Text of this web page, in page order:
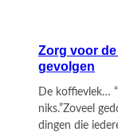
Zorg voor
gevolgen
De koffievlek…
niks.”Zoveel
dingen die